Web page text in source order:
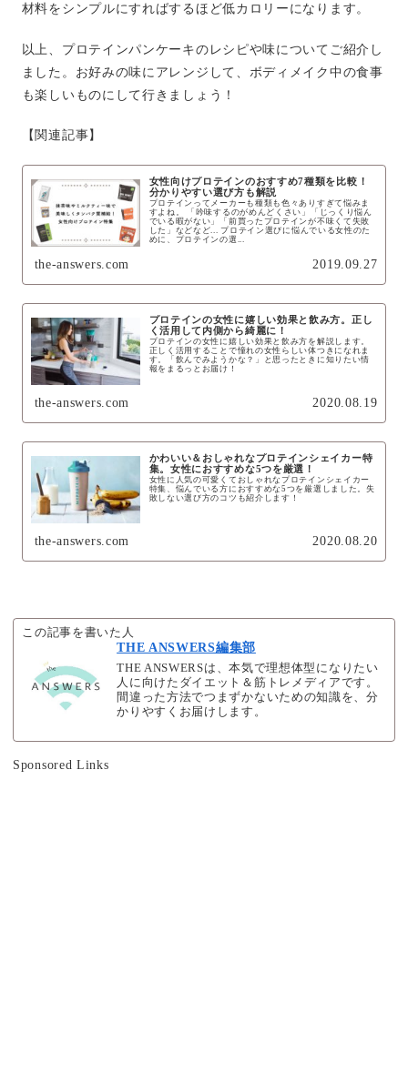
材料をシンプルにすればするほど低カロリーになります。
以上、プロテインパンケーキのレシピや味についてご紹介し
ました。お好みの味にアレンジして、ボディメイク中の食事
も楽しいものにして行きましょう！
【関連記事】
女性向けプロテインのおすすめ7種類を比較！
分かりやすい選び方も解説
プロテインってメーカーも種類も色々ありすぎて悩みま
すよね。 「吟味するのがめんどくさい」「じっくり悩ん
でいる暇がない」「前買ったプロテインが不味くて失敗
した」などなど... プロテイン選びに悩んでいる女性のた
めに、プロテインの選...
the-answers.com 2019.09.27
プロテインの女性に嬉しい効果と飲み方。正し
く活用して内側から綺麗に！
プロテインの女性に嬉しい効果と飲み方を解説します。
正しく活用することで憧れの女性らしい体つきになれま
す。「飲んでみようかな？」と思ったときに知りたい情
報をまるっとお届け！
the-answers.com 2020.08.19
かわいい＆おしゃれなプロテインシェイカー特
集。女性におすすめな5つを厳選！
女性に人気の可愛くておしゃれなプロテインシェイカー
特集、悩んでいる方におすすめな5つを厳選しました。失
敗しない選び方のコツも紹介します！
the-answers.com 2020.08.20
この記事を書いた人
THE ANSWERS編集部
THE ANSWERSは、本気で理想体型になりたい
人に向けたダイエット＆筋トレメディアです。
間違った方法でつまずかないための知識を、分
かりやすくお届けします。
Sponsored Links